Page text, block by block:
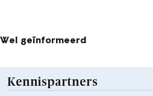
Wel geïnformeerd
Kennispartners